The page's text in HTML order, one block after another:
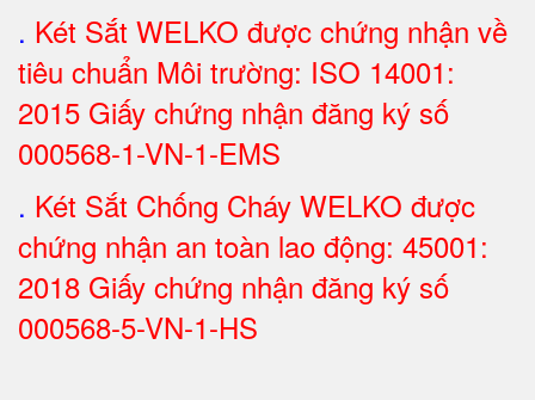
. Két Sắt WELKO được chứng nhận về
tiêu chuẩn Môi trường: ISO 14001:
2015 Giấy chứng nhận đăng ký số
000568-1-VN-1-EMS
. Két Sắt Chống Cháy WELKO được
chứng nhận an toàn lao động: 45001:
2018 Giấy chứng nhận đăng ký số
000568-5-VN-1-HS